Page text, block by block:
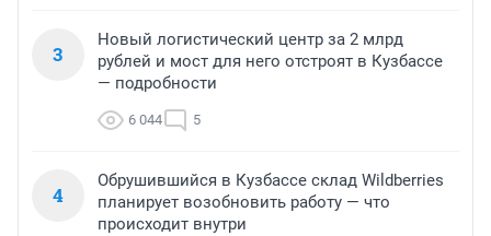
3
Новый логистический центр за 2 млрд
рублей и мост для него отстроят в Кузбассе
— подробности
6 044 5
4
Обрушившийся в Кузбассе склад Wildberries
планирует возобновить работу — что
происходит внутри